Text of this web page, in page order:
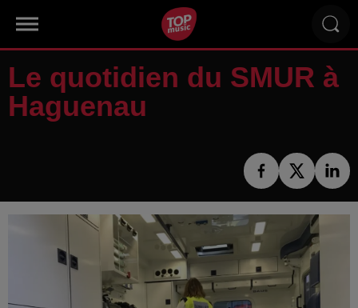
Le quotidien du SMUR à
Haguenau